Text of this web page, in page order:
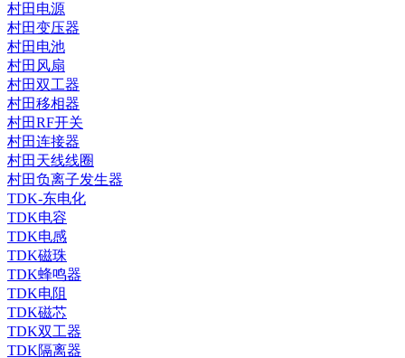
村田电源
村田变压器
村田电池
村田风扇
村田双工器
村田移相器
村田RF开关
村田连接器
村田天线线圈
村田负离子发生器
TDK-东电化
TDK电容
TDK电感
TDK磁珠
TDK蜂鸣器
TDK电阻
TDK磁芯
TDK双工器
TDK隔离器